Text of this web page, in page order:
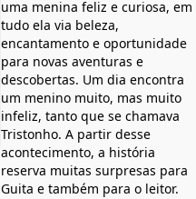
uma menina feliz e curiosa, em
tudo ela via beleza,
encantamento e oportunidade
para novas aventuras e
descobertas. Um dia encontra
um menino muito, mas muito
infeliz, tanto que se chamava
Tristonho. A partir desse
acontecimento, a história
reserva muitas surpresas para
Guita e também para o leitor.